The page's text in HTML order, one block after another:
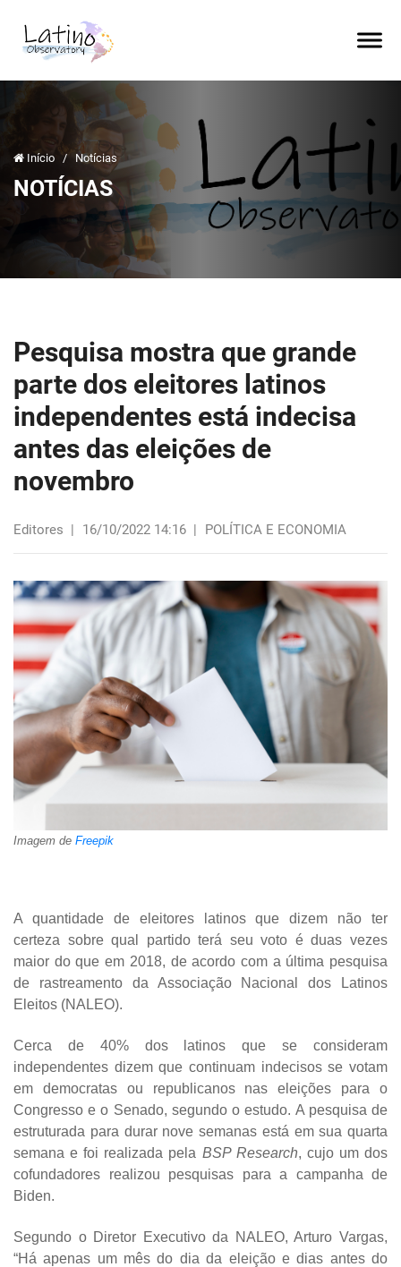
Início / Notícias
NOTÍCIAS
Pesquisa mostra que grande
parte dos eleitores latinos
independentes está indecisa
antes das eleições de
novembro
Editores | 16/10/2022 14:16 | POLÍTICA E ECONOMIA
Imagem de Freepik
A quantidade de eleitores latinos que dizem não ter
certeza sobre qual partido terá seu voto é duas vezes
maior do que em 2018, de acordo com a última pesquisa
de rastreamento da Associação Nacional dos Latinos
Eleitos (NALEO).
Cerca de 40% dos latinos que se consideram
independentes dizem que continuam indecisos se votam
em democratas ou republicanos nas eleições para o
Congresso e o Senado, segundo o estudo. A pesquisa de
estruturada para durar nove semanas está em sua quarta
semana e foi realizada pela BSP Research, cujo um dos
cofundadores realizou pesquisas para a campanha de
Biden.
Segundo o Diretor Executivo da NALEO, Arturo Vargas,
“Há apenas um mês do dia da eleição e dias antes do